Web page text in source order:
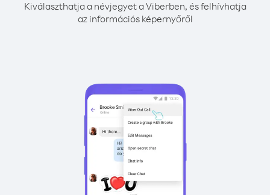
Kiválaszthatja a névjegyet a Viberben, és felhívhatja
az információs képernyőről